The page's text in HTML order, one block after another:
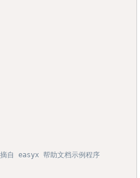
自 easyx 帮助文档示例程序